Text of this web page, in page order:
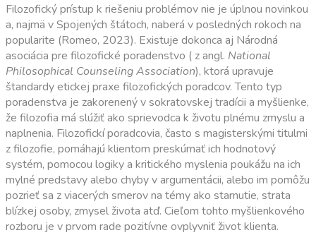
Filozofický prístup k riešeniu problémov nie je úplnou novinkou
a, najmä v Spojených štátoch, naberá v posledných rokoch na
popularite (Romeo, 2023). Existuje dokonca aj Národná
asociácia pre filozofické poradenstvo ( z angl. National
Philosophical Counseling Association), ktorá upravuje
štandardy etickej praxe filozofických poradcov. Tento typ
poradenstva je zakorenený v sokratovskej tradícii a myšlienke,
že filozofia má slúžiť ako sprievodca k životu plnému zmyslu a
naplnenia. Filozofickí poradcovia, často s magisterskými titulmi
z filozofie, pomáhajú klientom preskúmať ich hodnotový
systém, pomocou logiky a kritického myslenia poukážu na ich
mylné predstavy alebo chyby v argumentácii, alebo im pomôžu
pozrieť sa z viacerých smerov na témy ako starnutie, strata
blízkej osoby, zmysel života atď. Cieľom tohto myšlienkového
rozboru je v prvom rade pozitívne ovplyvniť život klienta.